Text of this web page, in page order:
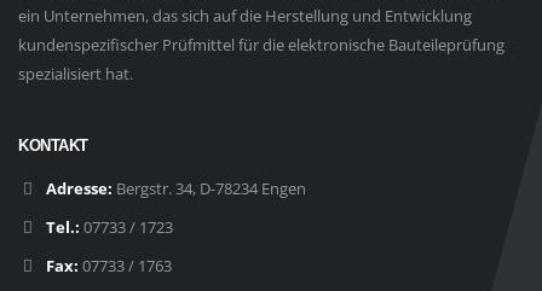
ein Unternehmen, das sich auf die Herstellung und Entwicklung
kundenspezifischer Prüfmittel für die elektronische Bauteileprüfung
spezialisiert hat.
KONTAKT
Adresse: Bergstr. 34, D-78234 Engen
Tel.: 07733 / 1723
Fax: 07733 / 1763